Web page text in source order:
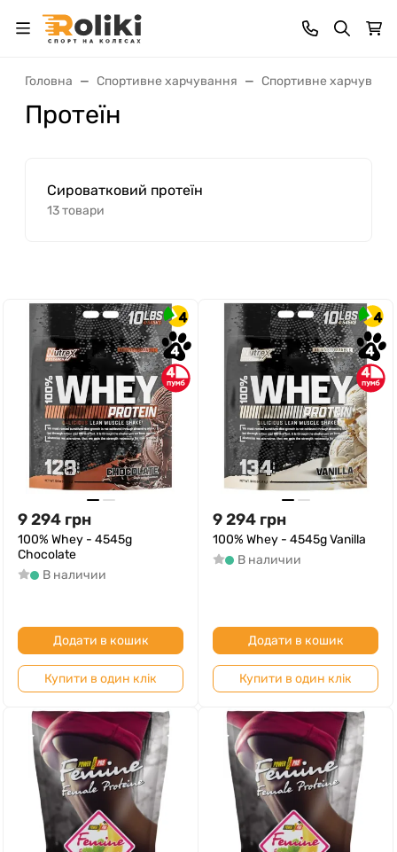
Головна Спортивне харчування Спортивне
Протеїн
Сироватковий протеїн
13 товари
4
4
4
9 294 грн
100% Whey - 4545g
Chocolate
В наличии
Додати в кошик
Купити в один клік
4
4
4
9 294 грн
100% Whey - 4545g Vanilla
В наличии
Додати в кошик
Купити в один клік